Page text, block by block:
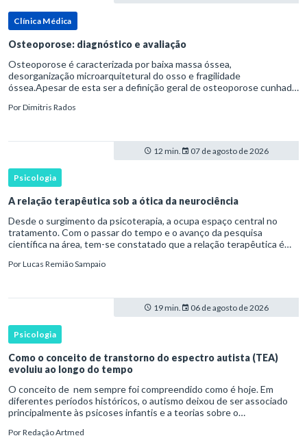
Clínica Médica
Osteoporose: diagnóstico e avaliação
Osteoporose é caracterizada por baixa massa óssea,
desorganização microarquitetural do osso e fragilidade
óssea.Apesar de esta ser a definição geral de osteoporose cunhada
patofisiológico, e não c
PorDimitris Rados
12 min. 07 de agosto de 2026
Psicologia
A relação terapêutica sob a ótica da neurociência
Desde o surgimento da psicoterapia, a ocupa espaço central no
tratamento. Com o passar do tempo e o avanço da pesquisa
científica na área, tem-se constatado que a relação terapêutica é
PorLucas Remião Sampaio
19 min. 06 de agosto de 2026
Psicologia
Como o conceito de transtorno do espectro autista (TEA)
evoluiu ao longo do tempo
O conceito de nem sempre foi compreendido como é hoje. Em
diferentes períodos históricos, o autismo deixou de ser associado
principalmente às psicoses infantis e a teorias sobre o
transtorno do des
PorRedação Artmed